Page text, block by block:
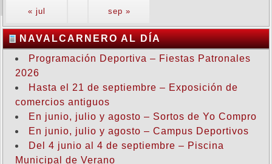
« jul sep »
NAVALCARNERO AL DÍA
Programación Deportiva – Fiestas Patronales
2026
Hasta el 21 de septiembre – Exposición de
comercios antiguos
En junio, julio y agosto – Sortos de Yo Compro
En junio, julio y agosto – Campus Deportivos
Del 4 junio al 4 de septiembre – Piscina
Municipal de Verano